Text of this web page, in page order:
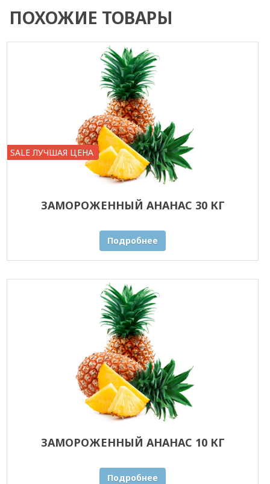
ПОХОЖИЕ ТОВАРЫ
SALE ЛУЧШАЯ ЦЕНА
ЗАМОРОЖЕННЫЙ АНАНАС 30 КГ
Подробнее
ЗАМОРОЖЕННЫЙ АНАНАС 10 КГ
Подробнее